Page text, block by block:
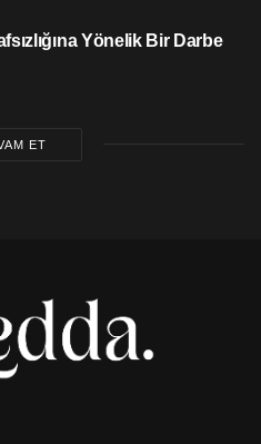
Yönelik Bir Darbe
ET